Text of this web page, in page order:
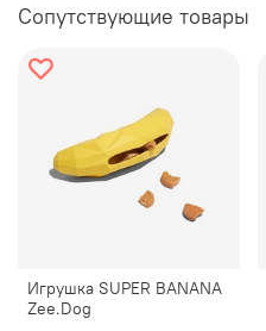
Сопутствующие товары
Игрушка SUPER BANANA
Zee.Dog